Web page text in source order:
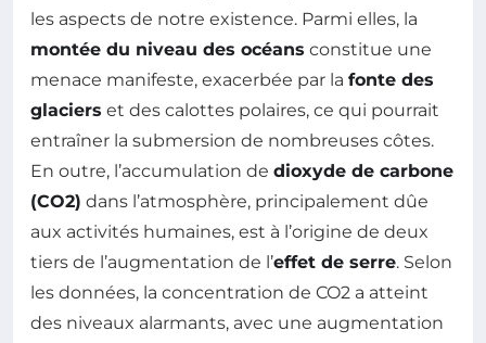
les aspects de notre existence. Parmi elles, la
montée du niveau des océans constitue une
menace manifeste, exacerbée par la fonte des
glaciers et des calottes polaires, ce qui pourrait
entraîner la submersion de nombreuses côtes.
En outre, l’accumulation de dioxyde de carbone
(CO2) dans l’atmosphère, principalement dûe
aux activités humaines, est à l’origine de deux
tiers de l’augmentation de l’effet de serre. Selon
les données, la concentration de CO2 a atteint
des niveaux alarmants, avec une augmentation